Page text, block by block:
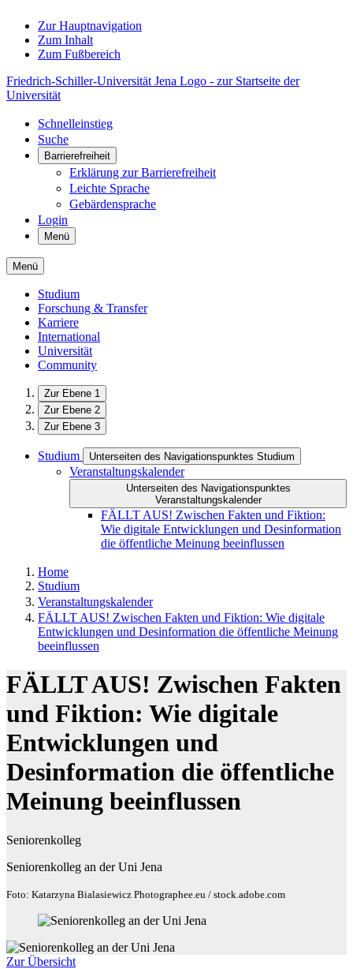
Zur Hauptnavigation
Zum Inhalt
Zum Fußbereich
Friedrich-Schiller-Universität Jena Logo - zur Startseite der
Universität
Schnelleinstieg
Suche
Barrierefreiheit
Erklärung zur Barrierefreiheit
Leichte Sprache
Gebärdensprache
Login
Menü
Menü
Studium
Forschung & Transfer
Karriere
International
Universität
Community
Zur Ebene 1
Zur Ebene 2
Zur Ebene 3
Studium Unterseiten des Navigationspunktes Studium
Veranstaltungskalender
Unterseiten des Navigationspunktes
Veranstaltungskalender
FÄLLT AUS! Zwischen Fakten und Fiktion:
Wie digitale Entwicklungen und Desinformation
die öffentliche Meinung beeinflussen
Home
Studium
Veranstaltungskalender
FÄLLT AUS! Zwischen Fakten und Fiktion: Wie digitale
Entwicklungen und Desinformation die öffentliche Meinung
beeinflussen
FÄLLT AUS! Zwischen Fakten
und Fiktion: Wie digitale
Entwicklungen und
Desinformation die öffentliche
Meinung beeinflussen
Seniorenkolleg
Seniorenkolleg an der Uni Jena
Foto: Katarzyna Bialasiewicz Photographee.eu / stock.adobe.com
Zur Übersicht